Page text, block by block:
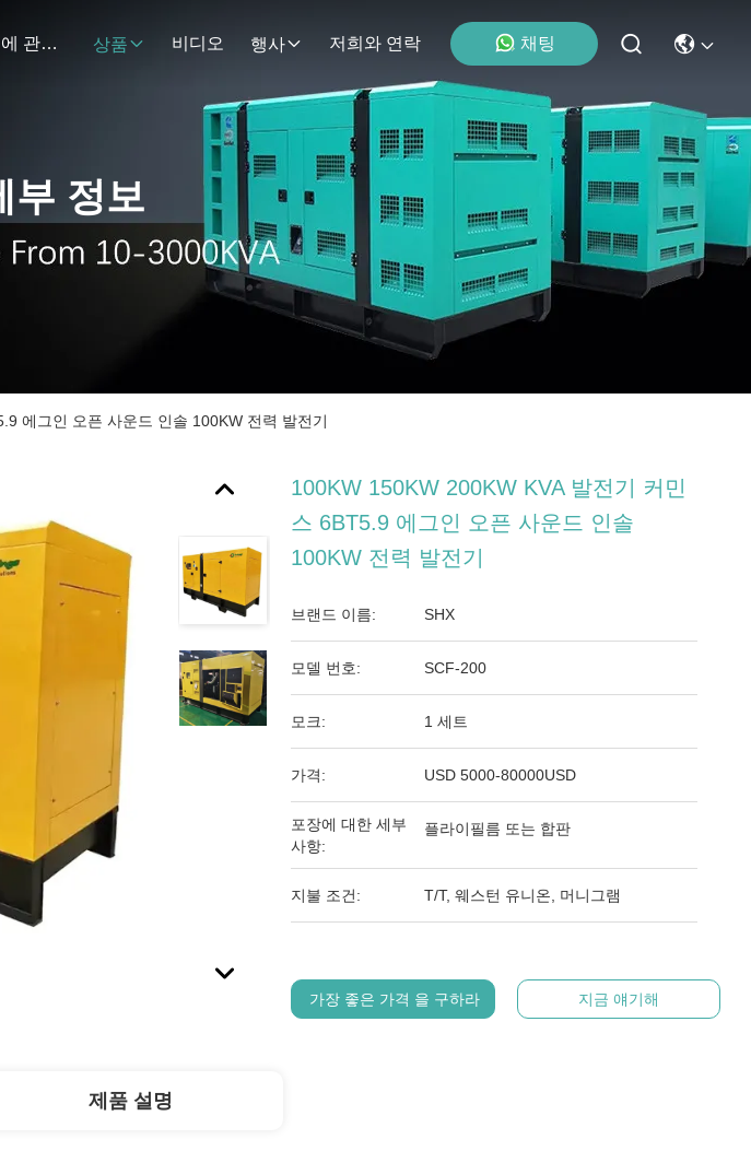
우리 에 관한 것 상품 비디오 행사 저희와 연락 채팅
부 정보
에그인 오픈 사운드 인솔 100KW 전력 발전기
100KW 150KW 200KW KVA 발전기 커민
스 6BT5.9 에그인 오픈 사운드 인솔
100KW 전력 발전기
브랜드 이름: SHX
모델 번호: SCF-200
모크: 1 세트
가격: USD 5000-80000USD
포장에 대한 세부
사항:
플라이필름 또는 합판
지불 조건: T/T, 웨스턴 유니온, 머니그램
가장 좋은 가격 을 구하라 지금 얘기해
제품 설명